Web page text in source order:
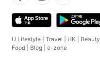
U Lifestyle Travel HK Beauty
Food
Blog e-zone